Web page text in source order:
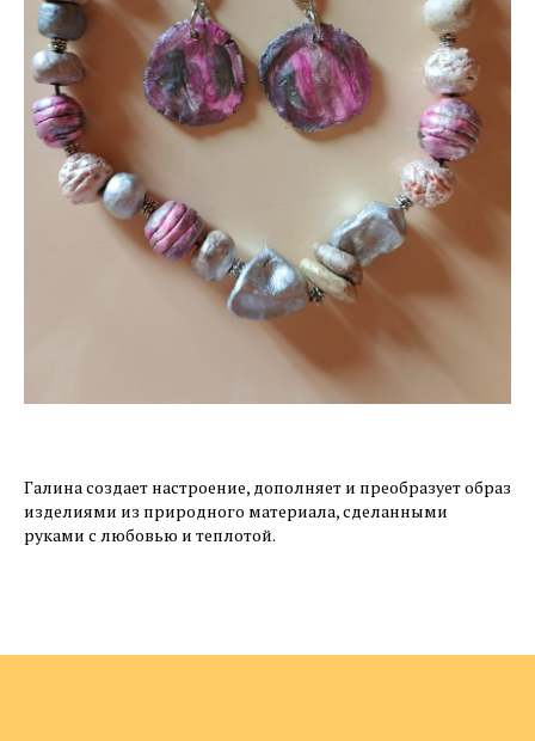
Галина создает настроение, дополняет и преобразует образ
изделиями из природного материала, сделанными
руками с любовью и теплотой.